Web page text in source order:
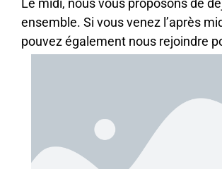
Le midi, nous vous proposons de
ensemble. Si vous venez l’après
pouvez également nous rejoindre